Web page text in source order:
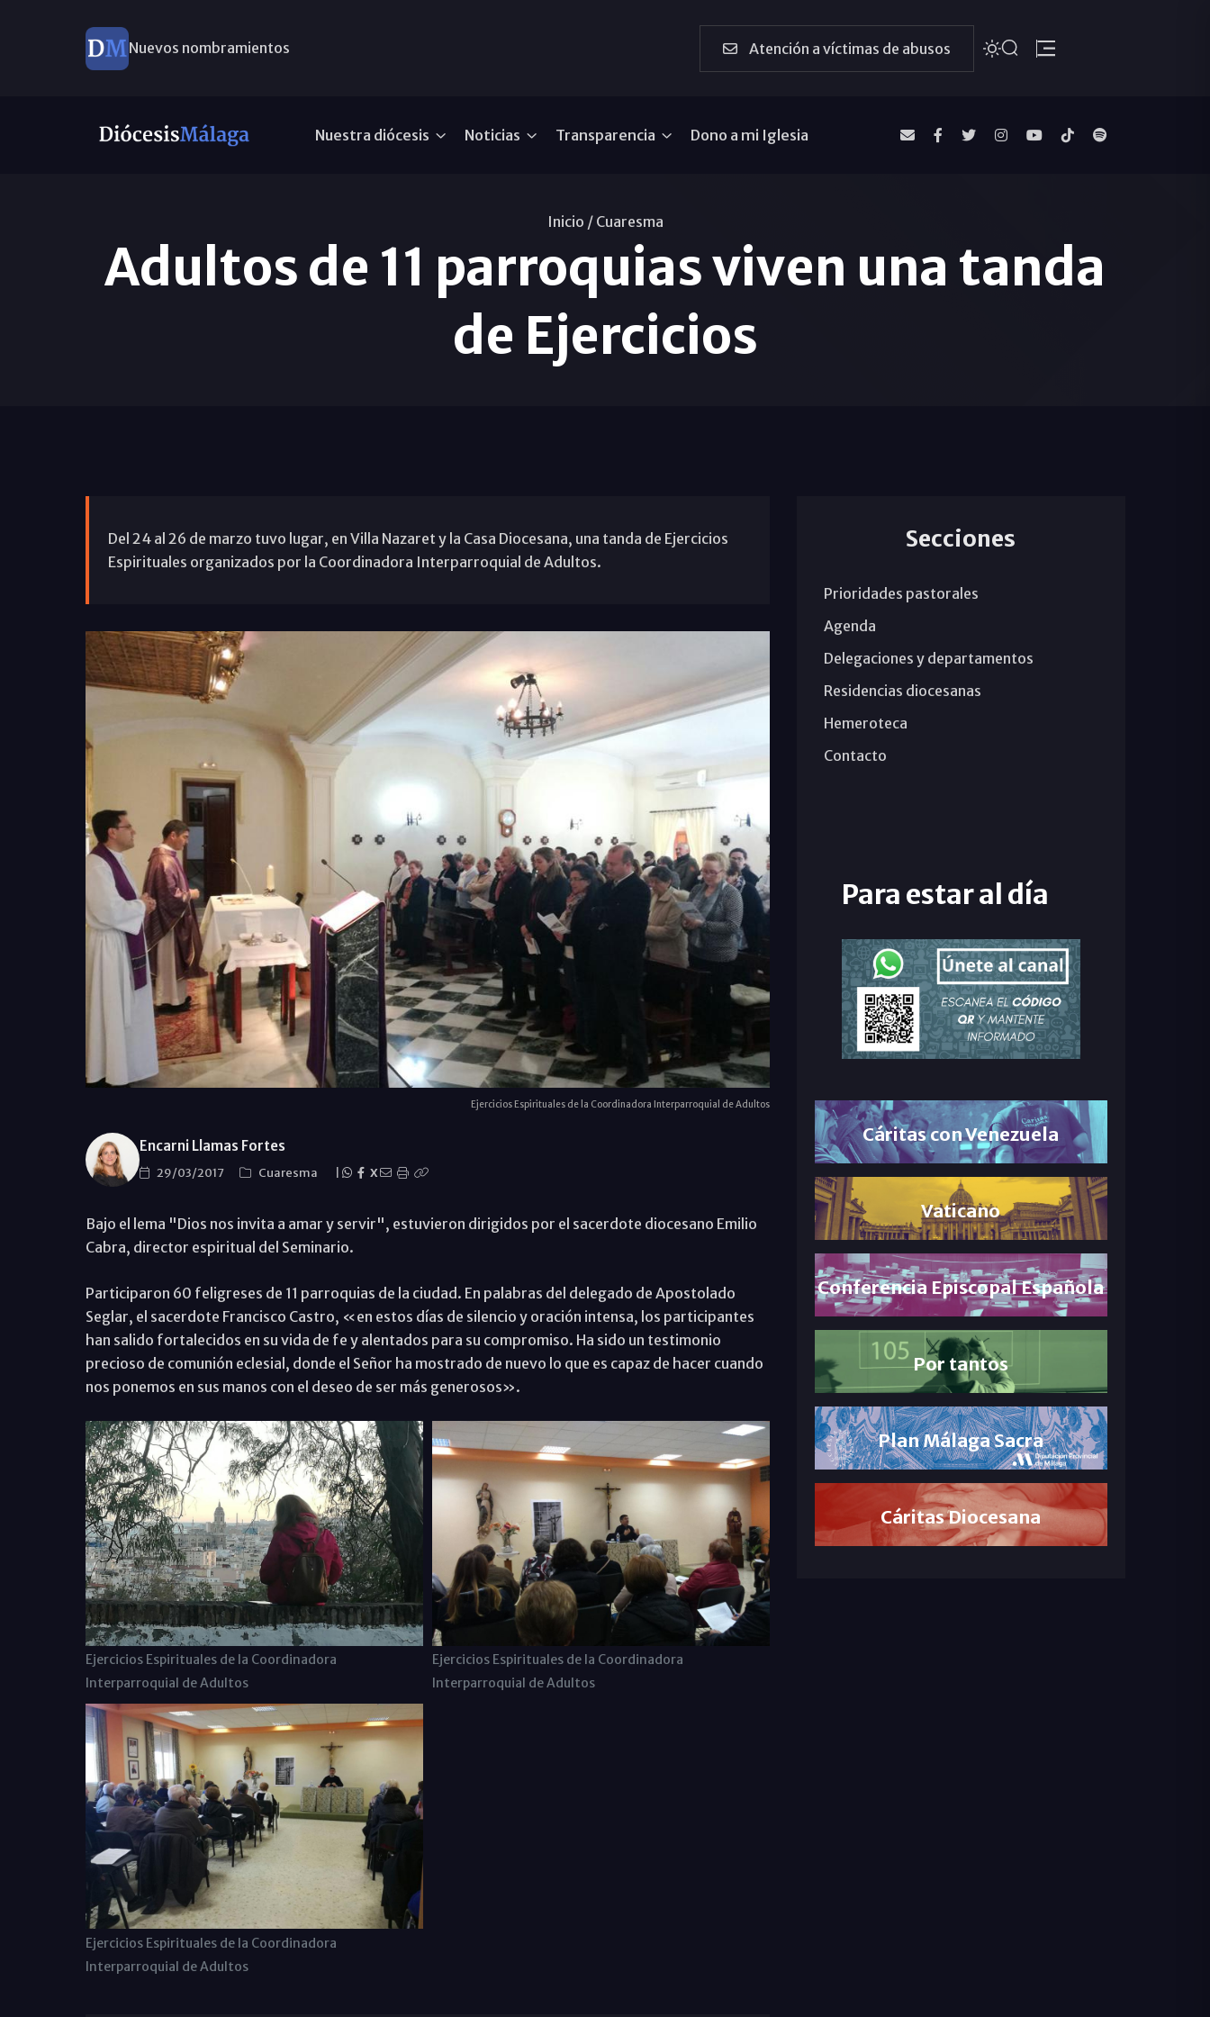
Nuevos nombramientos Atención a víctimas de abusos
Nuestra diócesis Noticias Transparencia Dono a mi Iglesia
Inicio / Cuaresma
Adultos de 11 parroquias viven una tanda
de Ejercicios
Del 24 al 26 de marzo tuvo lugar, en Villa Nazaret y la Casa Diocesana, una tanda de Ejercicios
Espirituales organizados por la Coordinadora Interparroquial de Adultos.
Ejercicios Espirituales de la Coordinadora Interparroquial de Adultos
Encarni Llamas Fortes
29/03/2017 Cuaresma X
Bajo el lema "Dios nos invita a amar y servir", estuvieron dirigidos por el sacerdote diocesano Emilio
Cabra, director espiritual del Seminario.
Participaron 60 feligreses de 11 parroquias de la ciudad. En palabras del delegado de Apostolado
Seglar, el sacerdote Francisco Castro, «en estos días de silencio y oración intensa, los participantes
han salido fortalecidos en su vida de fe y alentados para su compromiso. Ha sido un testimonio
precioso de comunión eclesial, donde el Señor ha mostrado de nuevo lo que es capaz de hacer cuando
nos ponemos en sus manos con el deseo de ser más generosos».
Ejercicios Espirituales de la Coordinadora
Interparroquial de Adultos
Ejercicios Espirituales de la Coordinadora
Interparroquial de Adultos
Ejercicios Espirituales de la Coordinadora
Interparroquial de Adultos
Secciones
Prioridades pastorales
Agenda
Delegaciones y departamentos
Residencias diocesanas
Hemeroteca
Contacto
Para estar al día
Cáritas con Venezuela
Vaticano
Conferencia Episcopal Española
Por tantos
Plan Málaga Sacra
Cáritas Diocesana